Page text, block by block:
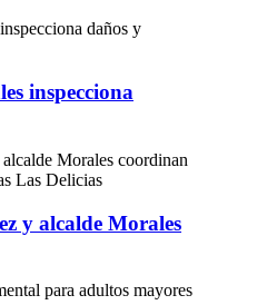
inspecciona
y alcalde Morales